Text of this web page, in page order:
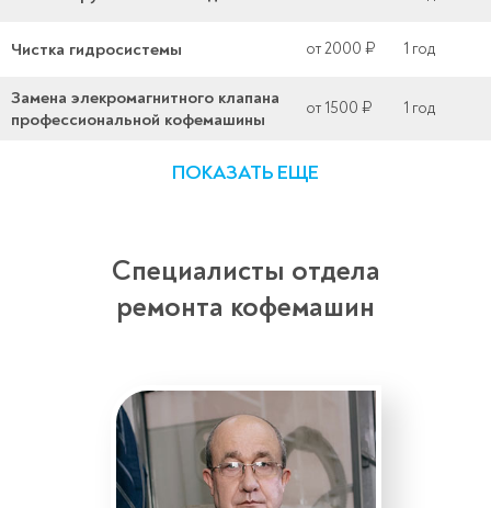
Чистка гидросистемы от 2000 ₽ 1 год
Замена элекромагнитного клапана
профессиональной кофемашины
от 1500 ₽ 1 год
ПОКАЗАТЬ ЕЩЕ
Специалисты отдела
ремонта кофемашин